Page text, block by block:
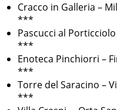
Cracco in Galleria –
***
Pascucci al
***
Enoteca Pinchiorri –
***
Torre del Saracino –
***